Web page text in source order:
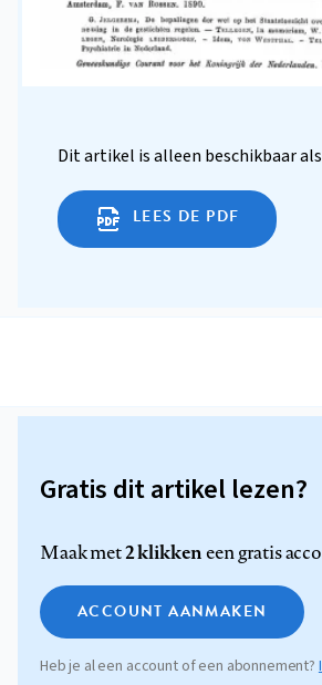
Dit artikel is alleen beschikbaar als
LEES DE PDF
Gratis dit artikel lezen?
Maak met2 klikkeneen gratis
ACCOUNT AANMAKEN
Heb je al een account of een abonnement?